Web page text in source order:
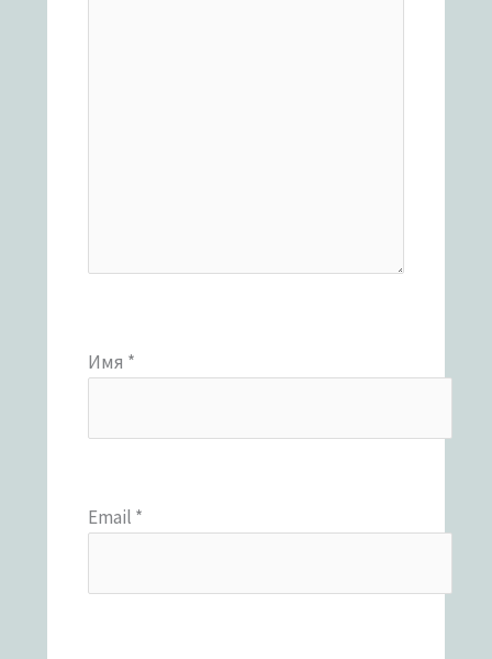
Имя *
Email *